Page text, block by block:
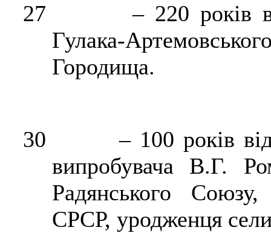
27 –220 років
Гулака-
Городища.
30 –100 років
випробувача В.Г.
Радянського
СРСР, уродженця